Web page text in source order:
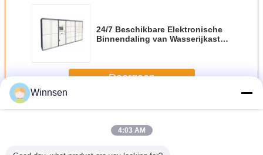
24/7 Beschikbare Elektronische
Binnendaling van Wasserijkast
Jaargarantie
Doorgaan
MeerWasserijkast
Winnsen
4:03 AM